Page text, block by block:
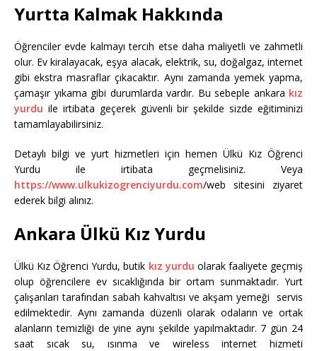
Yurtta Kalmak Hakkında
Öğrenciler evde kalmayı tercih etse daha maliyetli ve zahmetli
olur. Ev kiralayacak, eşya alacak, elektrik, su, doğalgaz, internet
gibi ekstra masraflar çıkacaktır. Aynı zamanda yemek yapma,
çamaşır yıkama gibi durumlarda vardır. Bu sebeple ankara kız
yurdu ile irtibata geçerek güvenli bir şekilde sizde eğitiminizi
tamamlayabilirsiniz.
Detaylı bilgi ve yurt hizmetleri için hemen Ülkü Kız Öğrenci
Yurdu ile irtibata geçmelisiniz. Veya
https://www.ulkukizogrenciyurdu.com/web sitesini ziyaret
ederek bilgi alınız.
Ankara Ülkü Kız Yurdu
Ülkü Kız Öğrenci Yurdu, butik kız yurdu olarak faaliyete geçmiş
olup öğrencilere ev sıcaklığında bir ortam sunmaktadır. Yurt
çalışanları tarafından sabah kahvaltısı ve akşam yemeği servis
edilmektedir. Aynı zamanda düzenli olarak odaların ve ortak
alanların temizliği de yine aynı şekilde yapılmaktadır. 7 gün 24
saat sıcak su, ısınma ve wireless internet hizmeti